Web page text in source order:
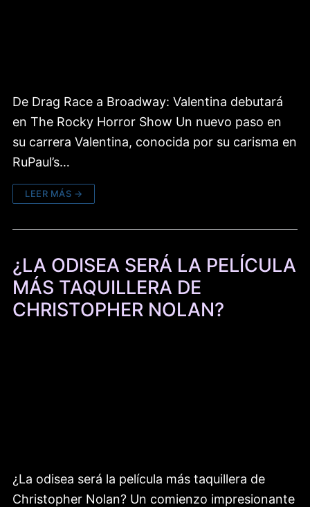
De Drag Race a Broadway: Valentina debutará
en The Rocky Horror Show Un nuevo paso en
su carrera Valentina, conocida por su carisma en
RuPaul’s…
LEER MÁS →
¿LA ODISEA SERÁ LA PELÍCULA
MÁS TAQUILLERA DE
CHRISTOPHER NOLAN?
¿La odisea será la película más taquillera de
Christopher Nolan? Un comienzo impresionante